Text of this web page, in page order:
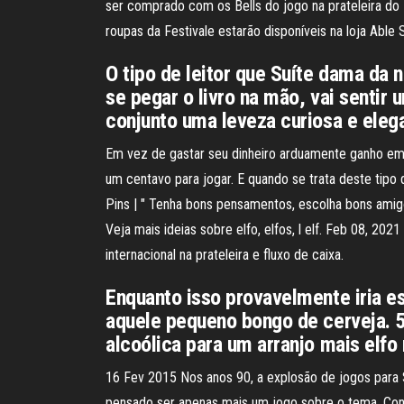
ser comprado com os Bells do jogo na prateleira do
roupas da Festivale estarão disponíveis na loja
O tipo de leitor que Suíte dama da
se pegar o livro na mão, vai sentir
conjunto uma leveza curiosa e
Em vez de gastar seu dinheiro arduamente ganho
um centavo para jogar. E quando se trata deste
Pins | " Tenha bons pensamentos, escolha bons
Veja mais ideias sobre elfo, elfos, l elf. Feb 08,
internacional na prateleira e fluxo de caixa.
Enquanto isso provavelmente iria
aquele pequeno bongo de
alcoólica para um arranjo mais
16 Fev 2015 Nos anos 90, a explosão de jogos